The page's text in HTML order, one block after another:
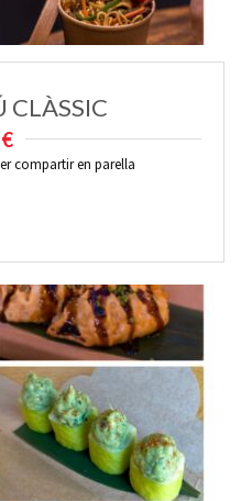
CLÀSSIC
compartir en parella